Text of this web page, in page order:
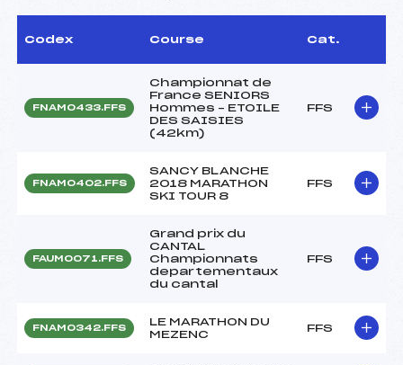
Codex Course Cat.
FNAM0433.FFS
Championnat de
France SENIORS
Hommes – ETOILE
DES SAISIES
(42km)
FFS
FNAM0402.FFS
SANCY BLANCHE
2018 MARATHON
SKI TOUR 8
FFS
FAUM0071.FFS
Grand prix du
CANTAL
Championnats
departementaux
du cantal
FFS
FNAM0342.FFS
LE MARATHON DU
MEZENC
FFS